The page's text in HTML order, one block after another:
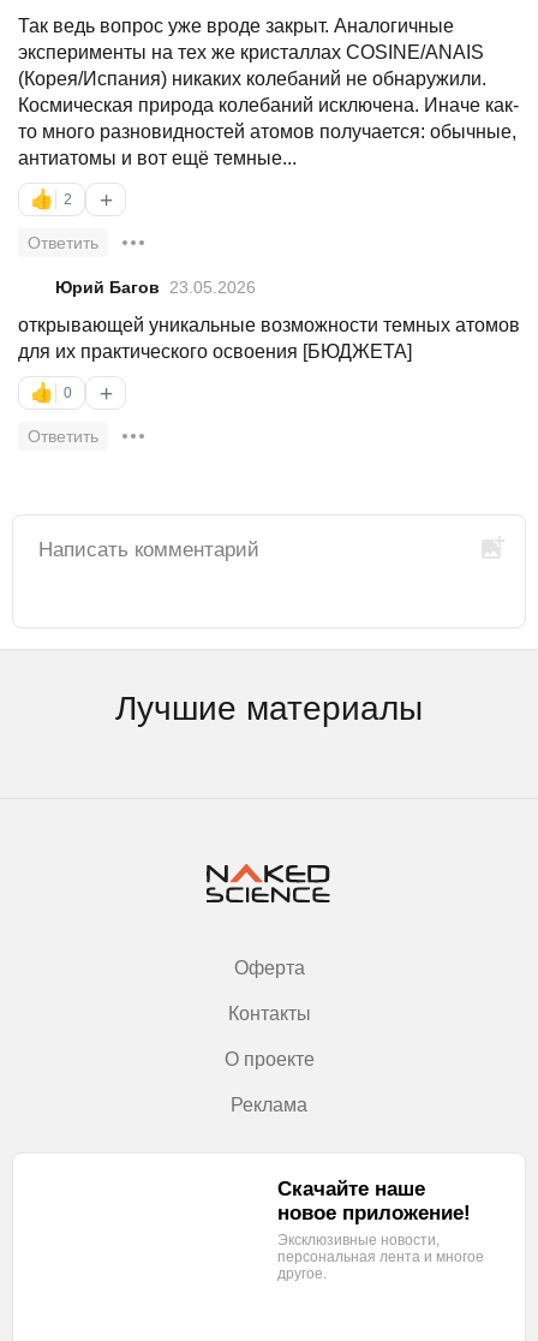
Так ведь вопрос уже вроде закрыт. Аналогичные
эксперименты на тех же кристаллах COSINE/ANAIS
(Корея/Испания) никаких колебаний не обнаружили.
Космическая природа колебаний исключена. Иначе как-
то много разновидностей атомов получается: обычные,
антиатомы и вот ещё темные...
👍 2 +
Ответить
Юрий Багов 23.05.2026
открывающей уникальные возможности темных атомов
для их практического освоения [БЮДЖЕТА]
👍 0 +
Ответить
Лучшие материалы
Оферта
Контакты
О проекте
Реклама
Скачайте наше
новое приложение!
Эксклюзивные новости,
персональная лента и многое
другое.